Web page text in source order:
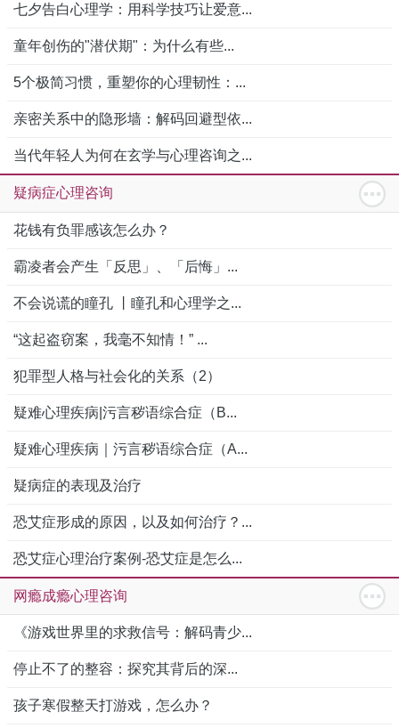
七夕告白心理学：用科学技巧让爱意...
童年创伤的"潜伏期"：为什么有些...
5个极简习惯，重塑你的心理韧性：...
亲密关系中的隐形墙：解码回避型依...
当代年轻人为何在玄学与心理咨询之...
疑病症心理咨询
花钱有负罪感该怎么办？
霸凌者会产生「反思」、「后悔」...
不会说谎的瞳孔 丨瞳孔和心理学之...
“这起盗窃案，我毫不知情！” ...
犯罪型人格与社会化的关系（2）
疑难心理疾病|污言秽语综合症（B...
疑难心理疾病｜污言秽语综合症（A...
疑病症的表现及治疗
恐艾症形成的原因，以及如何治疗？...
恐艾症心理治疗案例-恐艾症是怎么...
网瘾成瘾心理咨询
《游戏世界里的求救信号：解码青少...
停止不了的整容：探究其背后的深...
孩子寒假整天打游戏，怎么办？